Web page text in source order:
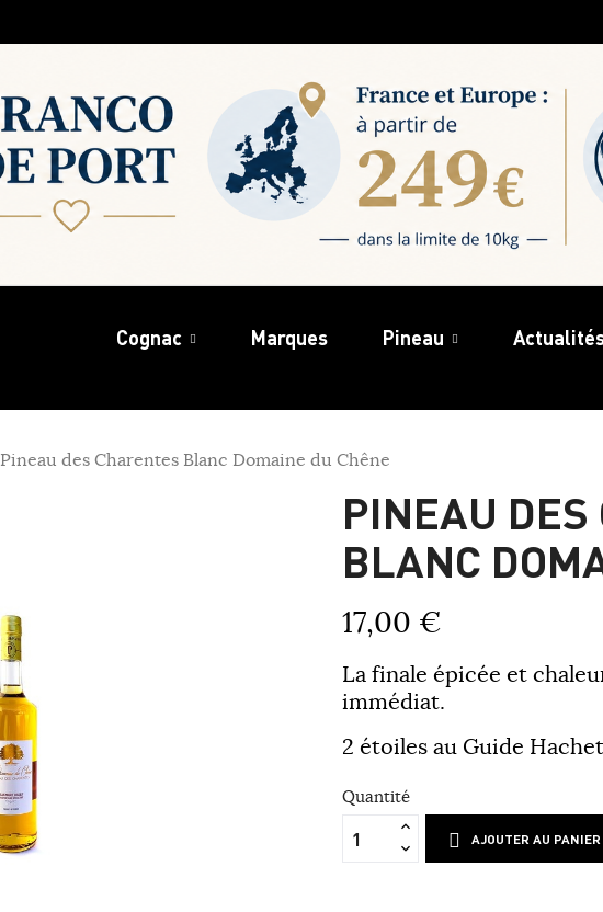
Cognac Marques Pineau
Pineau des Charentes Blanc Domaine du Chêne
PINEAU DES
BLANC
17,00 €
La finale épicée et
immédiat.
2 étoiles au Guide
Quantité
AJOUTER AU PANIER